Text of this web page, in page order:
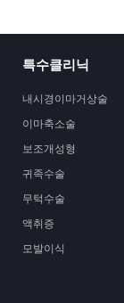
특수클리닉
내시경이마거상술
이마축소술
보조개성형
귀족수술
무턱수술
액취증
모발이식